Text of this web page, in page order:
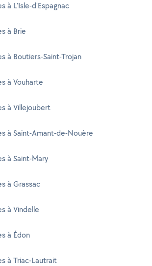
à L'Isle-d'Espagnac
à Brie
à Boutiers-Saint-Trojan
à Vouharte
à Villejoubert
à Saint-Amant-de-Nouère
à Saint-Mary
à Grassac
à Vindelle
à Édon
à Triac-Lautrait